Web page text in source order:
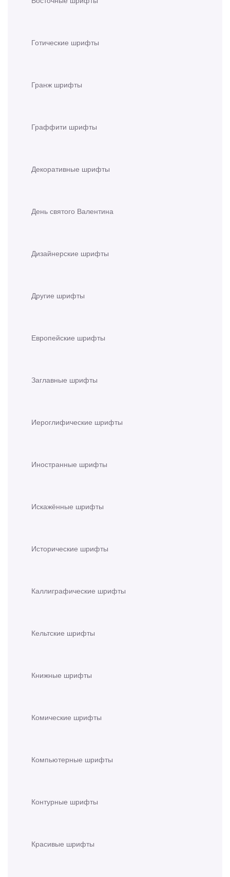
Готические шрифты
Гранж шрифты
Граффити шрифты
Декоративные шрифты
День святого Валентина
Дизайнерские шрифты
Другие шрифты
Европейские шрифты
Заглавные шрифты
Иероглифические шрифты
Иностранные шрифты
Искажённые шрифты
Исторические шрифты
Каллиграфические шрифты
Кельтские шрифты
Книжные шрифты
Комические шрифты
Компьютерные шрифты
Контурные шрифты
Красивые шрифты